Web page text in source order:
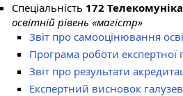
Спеціальність 172
освітній рівень «магістр»
Звіт про самооцінювання
Програма роботи експертної
Звіт про результати
Експертний висновок